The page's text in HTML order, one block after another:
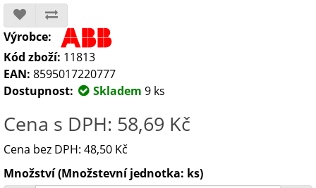
Výrobce:
Kód zboží: 11813
EAN: 8595017220777
Dostupnost:
Skladem 9 ks
Cena s DPH: 58,69 Kč
Cena bez DPH: 48,50 Kč
Množství (Množstevní jednotka: ks)